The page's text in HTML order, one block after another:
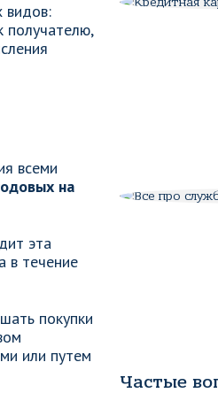
видов:
получателю,
всеми
на
эта
в течение
покупки
или путем
Частые